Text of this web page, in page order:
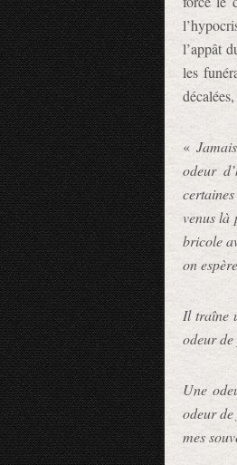
l’appât
les
«
odeur
venus là
bricole
on
Il traîne
odeur de
Une
odeur
mes